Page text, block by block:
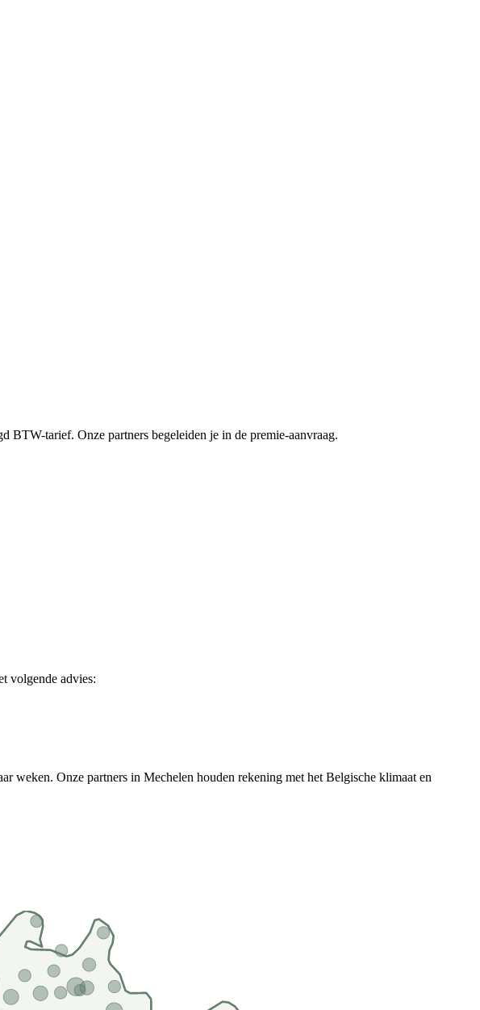
BTW-tarief. Onze partners begeleiden je in de premie-aanvraag.
volgende advies:
weken. Onze partners in Mechelen houden rekening met het Belgische klimaat en